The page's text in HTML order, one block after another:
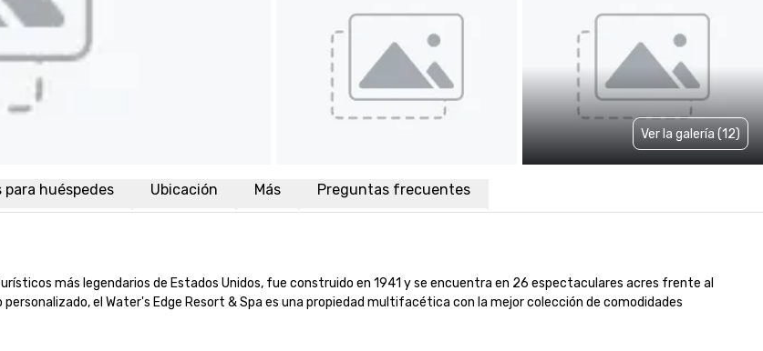
Ver la galería (12)
para huéspedes Ubicación Más Preguntas frecuentes
más legendarios de Estados Unidos, fue construido en 1941 y se encuentra en 26 espectaculares acres frente al
el Water's Edge Resort & Spa es una propiedad multifacética con la mejor colección de comodidades